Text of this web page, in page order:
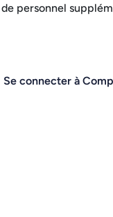
personnel
Se connecter à